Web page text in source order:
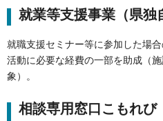
就業等支援事業（県独
就職支援セミナー等に参加した場
活動に必要な経費の一部を助成（
象）。
相談専用窓口こもれび